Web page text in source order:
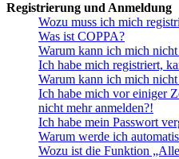
Registrierung und Anmeldung
Wozu muss ich mich
Was ist COPPA?
Warum kann ich mich
Ich habe mich registriert,
Warum kann ich mich nicht
Ich habe mich vor einiger
nicht mehr anmelden?!
Ich habe mein Passwort
Warum werde ich
Wozu ist die Funktion